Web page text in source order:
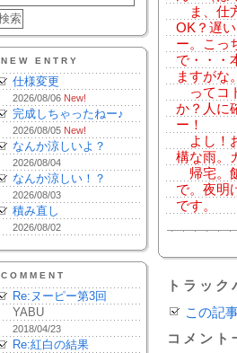
NEW ENTRY
仕様変更
2026/08/06 New!
完成しちゃったねー♪
2026/08/05 New!
なんか涼しいよ？
2026/08/04
なんか涼しい！？
2026/08/03
積み直し
2026/08/02
COMMENT
Re:ヌーピー第3回
YABU
2018/04/23
Re:紅白の結果
ま、仕
OK？遅
ー。こっ
で・・・
ますがな
ってコ
か？人に
ー！
よし！
構な雨。
帰宅。
で。夜明
です。
トラッ
この記
コメント